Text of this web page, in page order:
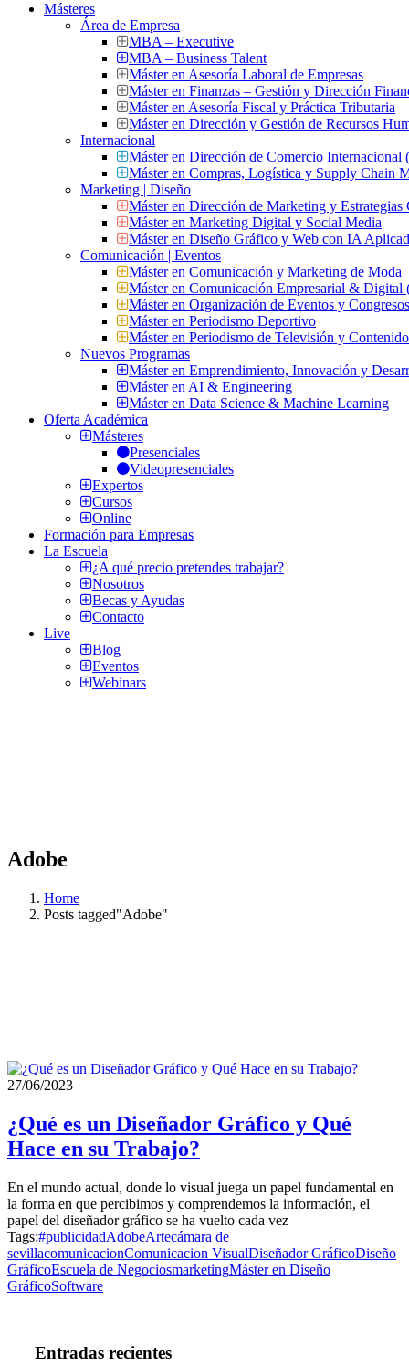
Másteres
Área de Empresa
MBA – Executive
MBA – Business Talent
Máster en Asesoría Laboral de Empresas
Máster en Finanzas – Gestión y Dirección
Máster en Asesoría Fiscal y Práctica Tributaria
Máster en Dirección y Gestión de Recursos
Internacional
Máster en Dirección de Comercio
Máster en Compras, Logística y Supply Chain
Marketing | Diseño
Máster en Dirección de Marketing y Estrategias
Máster en Marketing Digital y Social Media
Máster en Diseño Gráfico y Web con IA
Comunicación | Eventos
Máster en Comunicación y Marketing de Moda
Máster en Comunicación Empresarial &
Máster en Organización de Eventos y
Máster en Periodismo Deportivo
Máster en Periodismo de Televisión y
Nuevos Programas
Máster en Emprendimiento, Innovación y
Máster en AI & Engineering
Máster en Data Science & Machine Learning
Oferta Académica
Másteres
Presenciales
Videopresenciales
Expertos
Cursos
Online
Formación para Empresas
La Escuela
¿A qué precio pretendes trabajar?
Nosotros
Becas y Ayudas
Contacto
Live
Blog
Eventos
Webinars
Adobe
Home
Posts tagged"Adobe"
27/06/2023
¿Qué es un Diseñador Gráfico y Qué
Hace en su Trabajo?
En el mundo actual, donde lo visual juega un papel fundamental en
la forma en que percibimos y comprendemos la información, el
papel del diseñador gráfico se ha vuelto cada vez
Tags:#publicidadAdobeArtecámara de
sevillacomunicacionComunicacion VisualDiseñador GráficoDiseño
GráficoEscuela de NegociosmarketingMáster en Diseño
GráficoSoftware
Entradas recientes